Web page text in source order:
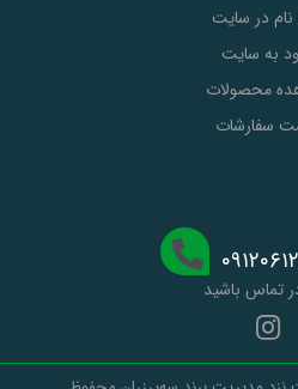
در سایت
به سایت
محصولات
سفارشات
تماس باشید